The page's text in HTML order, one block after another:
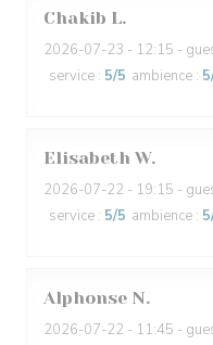
Chakib L
2026-07-23 - 12:15 -
service : 5/5 ambience : 5
Elisabeth W
2026-07-22 - 19:15 -
service : 5/5 ambience : 5
Alphonse N
2026-07-22 - 11:45 -